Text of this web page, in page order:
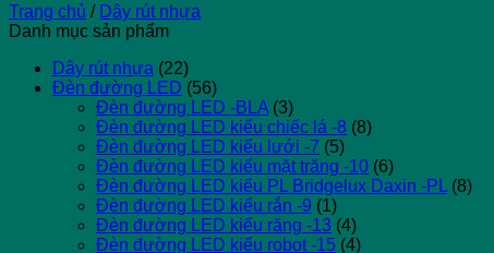
Trang chủ / Dây rút nhựa
Danh mục sản phẩm
Dây rút nhựa (22)
Đèn đường LED (56)
Đèn đường LED -BLA (3)
Đèn đường LED kiểu chiếc lá -8 (8)
Đèn đường LED kiểu lưới -7 (5)
Đèn đường LED kiểu mặt trăng -10 (6)
Đèn đường LED kiểu PL Bridgelux Daxin -PL (8)
Đèn đường LED kiểu rắn -9 (1)
Đèn đường LED kiểu răng -13 (4)
Đèn đường LED kiểu robot -15 (4)